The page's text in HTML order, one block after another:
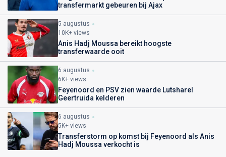
transfermarkt gebeuren bij Ajax
5 augustus
10K+ views
Anis Hadj Moussa bereikt hoogste
transferwaarde ooit
6 augustus
6K+ views
Feyenoord en PSV zien waarde Lutsharel
Geertruida kelderen
6 augustus
5K+ views
Transferstorm op komst bij Feyenoord als Anis
Hadj Moussa verkocht is